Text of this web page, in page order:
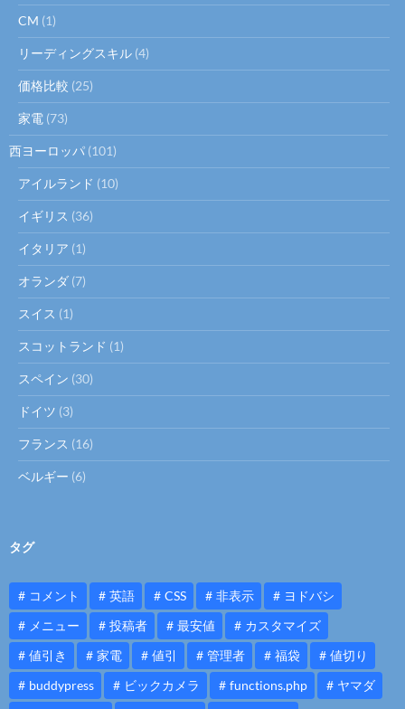
CM (1)
リーディングスキル (4)
価格比較 (25)
家電 (73)
西ヨーロッパ (101)
アイルランド (10)
イギリス (36)
イタリア (1)
オランダ (7)
スイス (1)
スコットランド (1)
スペイン (30)
ドイツ (3)
フランス (16)
ベルギー (6)
タグ
コメント 英語 CSS 非表示
ヨドバシ
メニュー
投稿者 最安値
カスタマイズ
値引き
家電 値引 管理者 福袋
値切り
buddypress
ビックカメラ functions.php
ヤマダ